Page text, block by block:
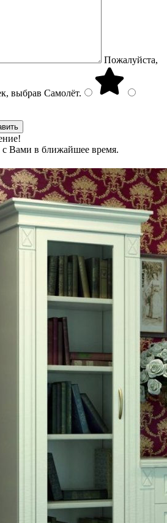
Пожалуйста,
выбрав Самолёт.
Вами в ближайшее время.